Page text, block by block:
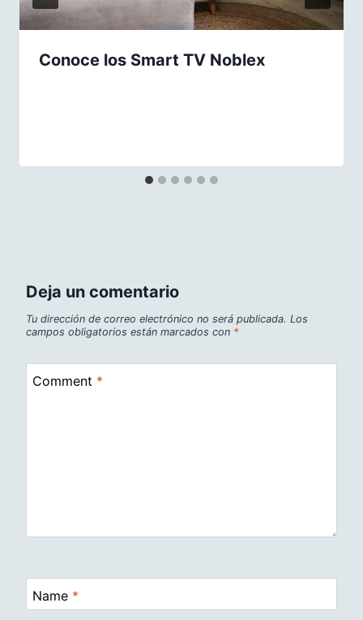
Conoce los Smart TV Noblex
Deja un comentario
Tu dirección de correo electrónico no será publicada. Los
campos obligatorios están marcados con *
Comment *
Name *